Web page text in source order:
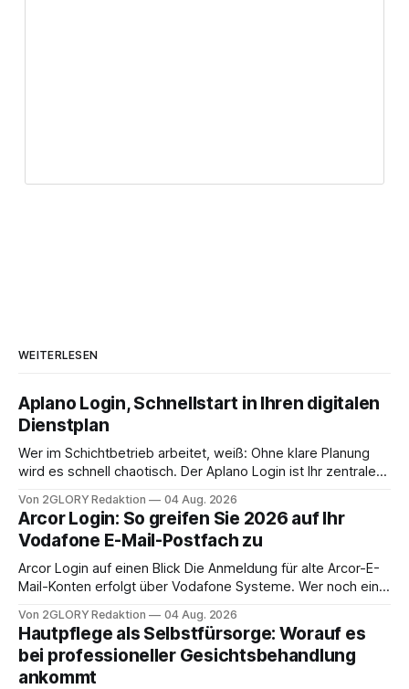
WEITERLESEN
Aplano Login, Schnellstart in Ihren digitalen
Dienstplan
Wer im Schichtbetrieb arbeitet, weiß: Ohne klare Planung
wird es schnell chaotisch. Der Aplano Login ist Ihr zentraler
abwesenheiten und die gesamte kommunikation rund um
Ihr personal digital zu organisieren. In diesem Leitfaden
erfahren Sie alles, was Sie für einen reibungslosen Einstieg
brauchen, von der Registrierung
Von 2GLORY Redaktion 04 Aug. 2026
Arcor Login: So greifen Sie 2026 auf Ihr
Vodafone E-Mail-Postfach zu
Arcor Login auf einen Blick Die Anmeldung für alte Arcor-E-
Mail-Konten erfolgt über Vodafone Systeme. Wer noch eine
besitzt, loggt sich heute über das Vodafone E-Mail & Cloud
Portal ein. Der klassische Arcor Login über mail.
Von 2GLORY Redaktion 04 Aug. 2026
Hautpflege als Selbstfürsorge: Worauf es
bei professioneller Gesichtsbehandlung
ankommt